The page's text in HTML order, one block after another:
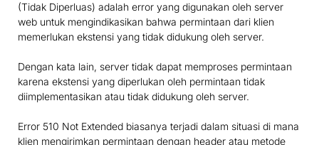
(Tidak Diperluas) adalah error yang digunakan oleh server
web untuk mengindikasikan bahwa permintaan dari klien
memerlukan ekstensi yang tidak didukung oleh server.
Dengan kata lain, server tidak dapat memproses permintaan
karena ekstensi yang diperlukan oleh permintaan tidak
diimplementasikan atau tidak didukung oleh server.
Error 510 Not Extended biasanya terjadi dalam situasi di mana
klien mengirimkan permintaan dengan header atau metode